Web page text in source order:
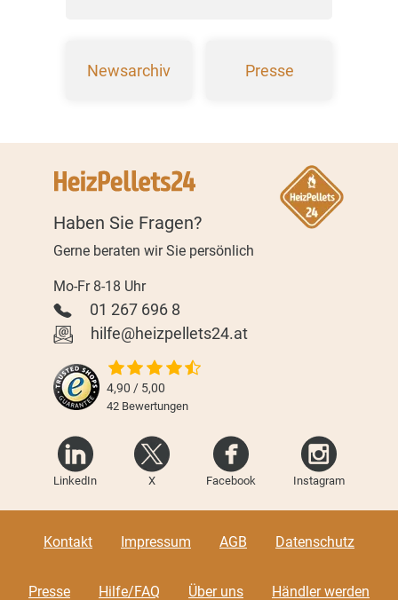
Newsarchiv Presse
Haben Sie Fragen?
Gerne beraten wir Sie persönlich
Mo-Fr 8-18 Uhr
01 267 696 8
hilfe@heizpellets24.at
4,90 / 5,00
42 Bewertungen
LinkedIn X Facebook Instagram
Kontakt Impressum AGB Datenschutz
Presse Hilfe/FAQ Über uns Händler werden